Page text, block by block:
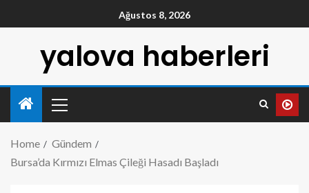
Ağustos 8, 2026
yalova haberleri
Home
Gündem
Bursa’da Kırmızı Elmas Çileği Hasadı Başladı